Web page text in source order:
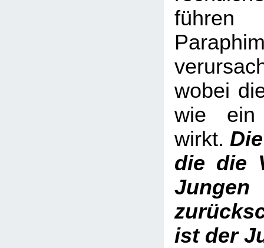
wobei
wie ein
wirkt.
die die
Jungen
ist der